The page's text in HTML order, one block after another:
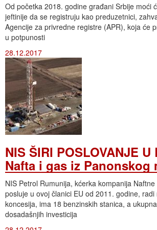
Od početka 2018. godine građani Srbije moći
jeftinije da se registruju kao preduzetnici,
Agencije za privredne registre (APR), koja će
u potpunosti
28.12.2017
NIS ŠIRI POSLOVANJE U
Nafta i gas iz Panonskog
NIS Petrol Rumunija, kćerka kompanija
posluje u ovoj članici EU od 2011. godine,
koncesija, ima 18 benzinskih stanica, a
dosadašnjih investicija